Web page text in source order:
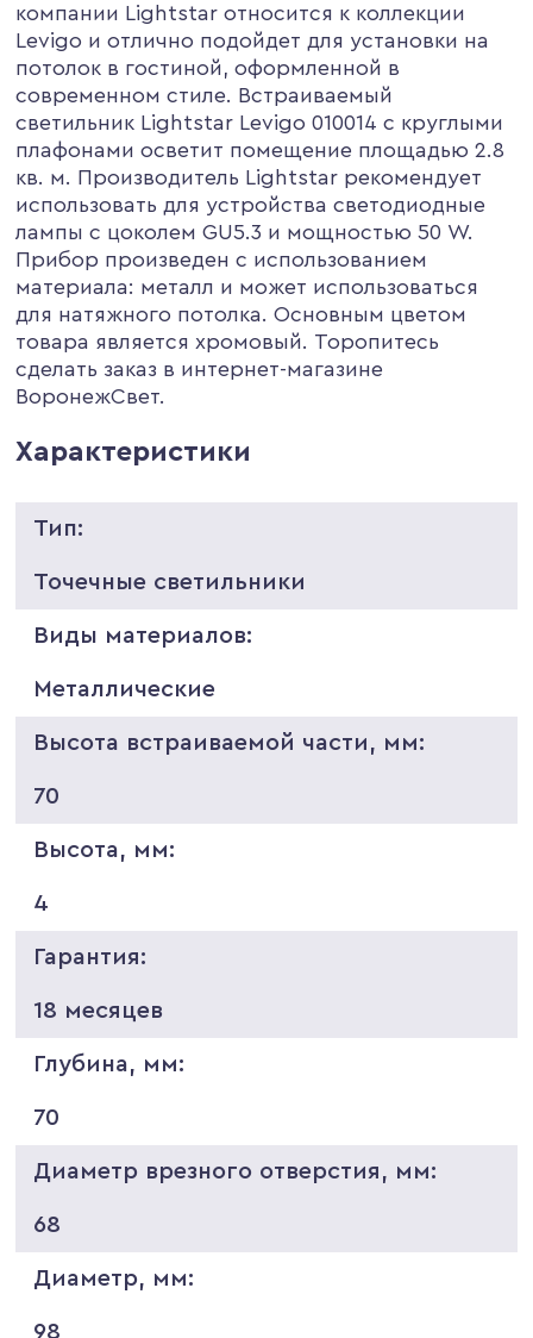
компании Lightstar относится к коллекции
Levigo и отлично подойдет для установки на
потолок в гостиной, оформленной в
современном стиле. Встраиваемый
светильник Lightstar Levigo 010014 с круглыми
плафонами осветит помещение площадью 2.8
кв. м. Производитель Lightstar рекомендует
использовать для устройства светодиодные
лампы с цоколем GU5.3 и мощностью 50 W.
Прибор произведен с использованием
материала: металл и может использоваться
для натяжного потолка. Основным цветом
товара является хромовый. Торопитесь
сделать заказ в интернет-магазине
ВоронежСвет.
Характеристики
Тип:
Точечные светильники
Виды материалов:
Металлические
Высота встраиваемой части, мм:
70
Высота, мм:
4
Гарантия:
18 месяцев
Глубина, мм:
70
Диаметр врезного отверстия, мм:
68
Диаметр, мм:
98